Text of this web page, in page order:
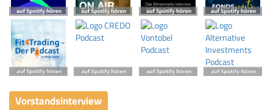
Vorstandsinterview